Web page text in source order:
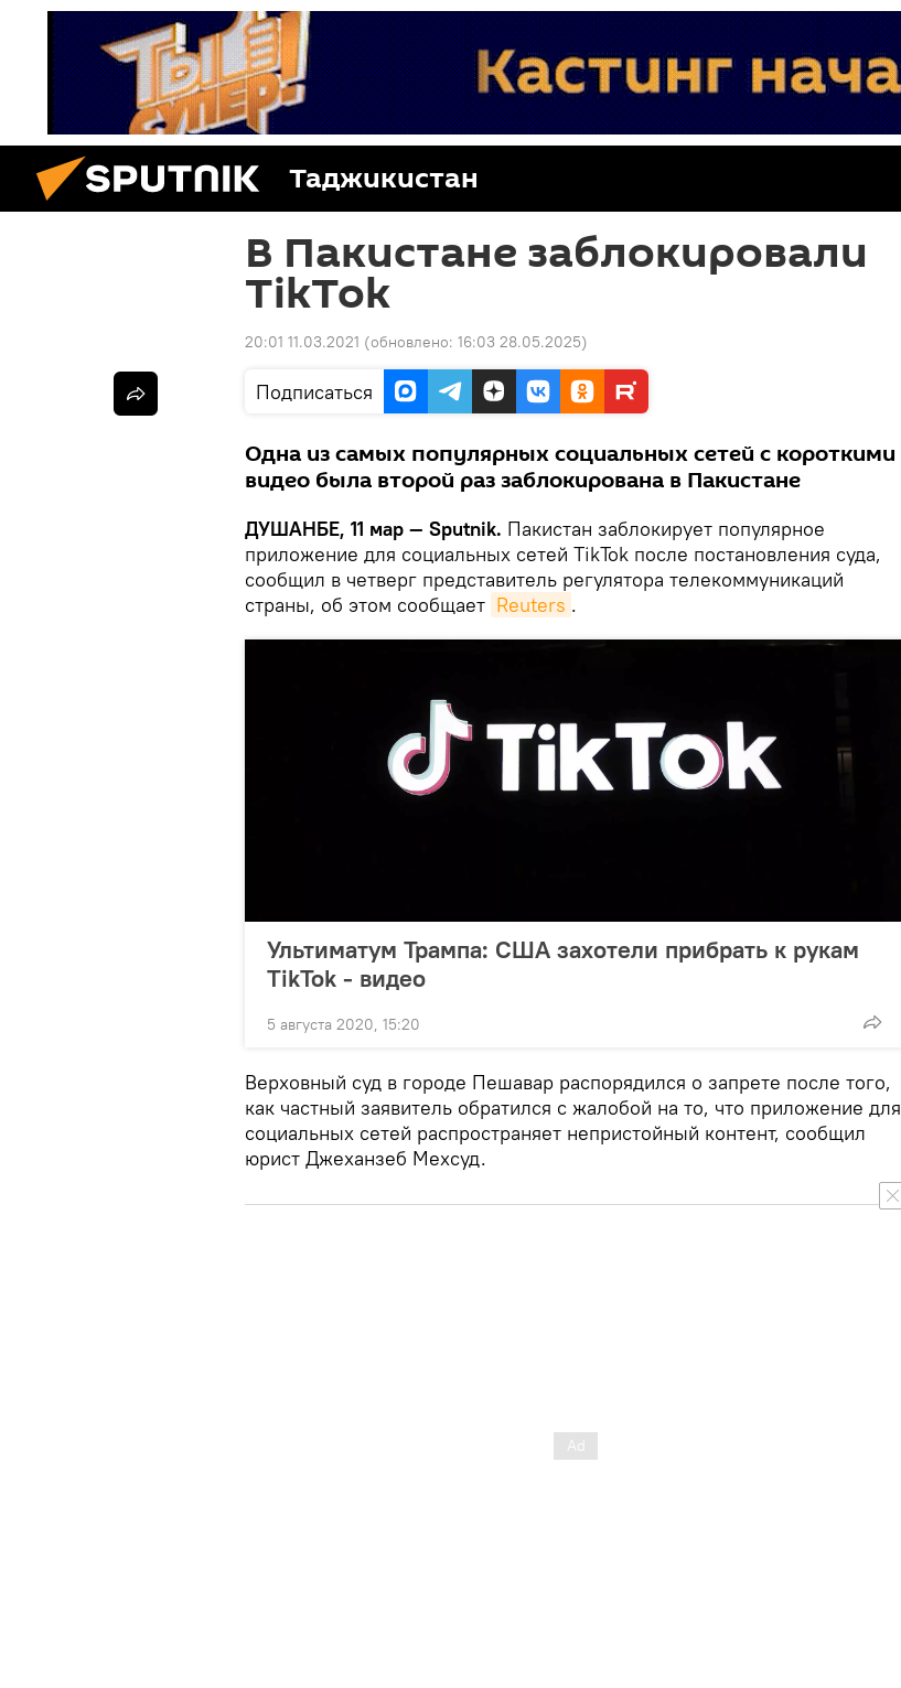
Таджикистан
В Пакистане заблокировали
TikTok
20:01 11.03.2021 (обновлено: 16:03 28.05.2025)
Подписаться
Одна из самых популярных социальных сетей с короткими
видео была второй раз заблокирована в Пакистане
ДУШАНБЕ, 11 мар — Sputnik. Пакистан заблокирует популярное
приложение для социальных сетей TikTok после постановления суда,
сообщил в четверг представитель регулятора телекоммуникаций
страны, об этом сообщает Reuters .
Ультиматум Трампа: США захотели прибрать к рукам
TikTok - видео
5 августа 2020, 15:20
Верховный суд в городе Пешавар распорядился о запрете после того,
как частный заявитель обратился с жалобой на то, что приложение для
социальных сетей распространяет непристойный контент, сообщил
юрист Джеханзеб Мехсуд.